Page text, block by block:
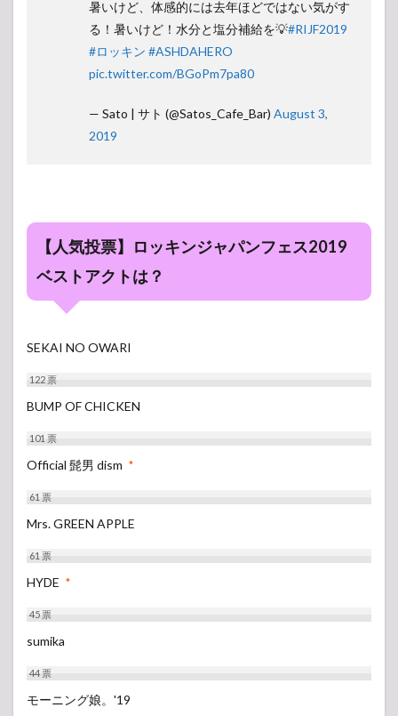
暑いけど、体感的には去年ほどではない気がす
る！暑いけど！水分と塩分補給を💡#RIJF2019
#ロッキン #ASHDAHERO
pic.twitter.com/BGoPm7pa80
— Sato | サト (@Satos_Cafe_Bar) August 3,
2019
【人気投票】ロッキンジャパンフェス2019
ベストアクトは？
SEKAI NO OWARI
122票
BUMP OF CHICKEN
101票
Official 髭男 dism *
61票
Mrs. GREEN APPLE
61票
HYDE *
45票
sumika
44票
モーニング娘。'19